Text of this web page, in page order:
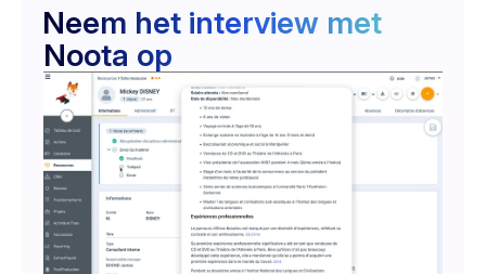
Neem het interview met
Noota op